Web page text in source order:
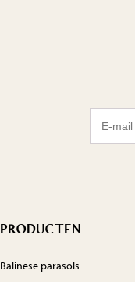
PRODUCTEN
Balinese parasols